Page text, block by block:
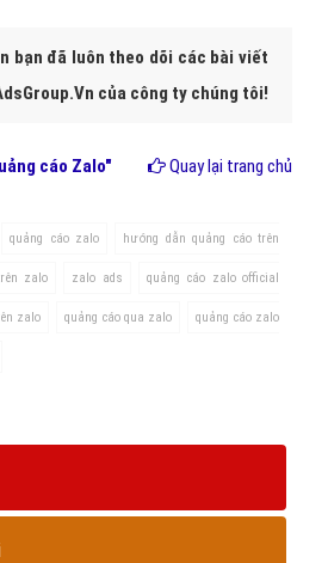
bạn đã luôn theo dõi các bài viết
của công ty chúng tôi!
cáo Zalo" Quay lại trang chủ
quảng cáo zalo hướng dẫn quảng cáo trên
zalo zalo ads quảng cáo zalo official
zalo quảng cáo qua zalo quảng cáo zalo